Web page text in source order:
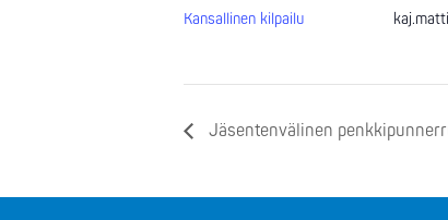
Kansallinen kilpailu
Jäsentenvälinen